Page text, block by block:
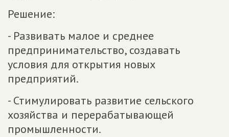
Решение:
- Развивать малое и среднее
предпринимательство, создавать
условия для открытия новых
предприятий.
- Стимулировать развитие сельского
хозяйства и перерабатывающей
промышленности.